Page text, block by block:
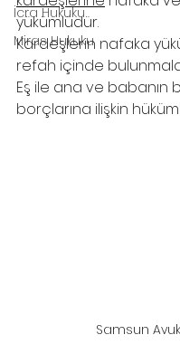
İcra Hukuku
Miras Hukuku
yükümlüdür.
Kardeşlerin nafaka
refah içinde
Eş ile ana ve babanın
borçlarına ilişkin
Samsun